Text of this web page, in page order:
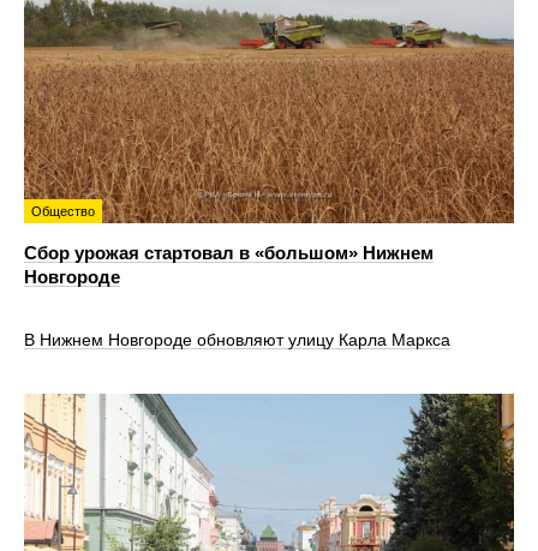
Общество
Сбор урожая стартовал в «большом» Нижнем
Новгороде
В Нижнем Новгороде обновляют улицу Карла Маркса